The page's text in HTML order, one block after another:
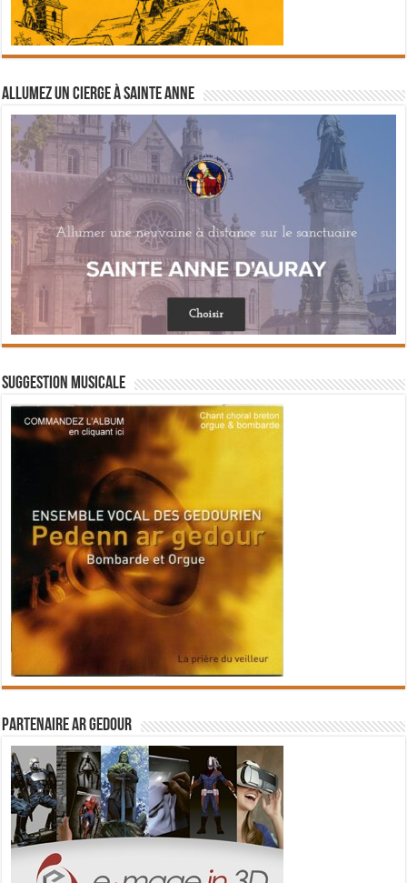
Allumez un cierge à Sainte Anne
Suggestion musicale
Partenaire Ar Gedour